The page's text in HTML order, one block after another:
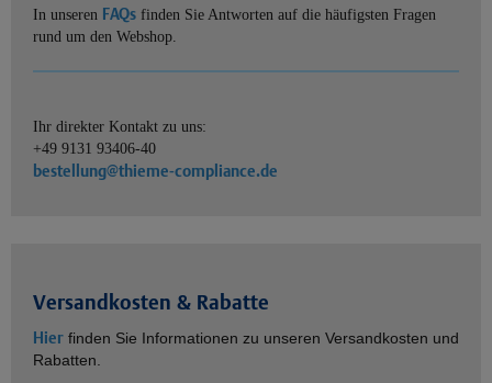
In unseren FAQs finden Sie Antworten auf die häufigsten Fragen
rund um den Webshop.
Ihr direkter Kontakt zu uns:
+49 9131 93406-40
bestellung@thieme-compliance.de
Versandkosten & Rabatte
Hier finden Sie Informationen zu unseren Versandkosten und
Rabatten.